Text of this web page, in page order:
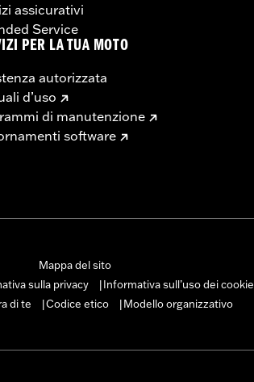
assicurativi
Service
PER LA TUA MOTO
autorizzata
d’uso
di manutenzione
software
Mappa del sito
sulla privacy Informativa sull’uso dei cookie
di te
Codice etico Modello organizzativo